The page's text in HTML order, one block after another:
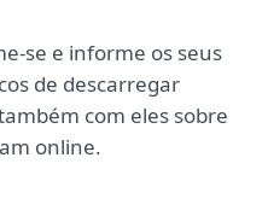
se e informe os seus
de descarregar
com eles sobre
online.